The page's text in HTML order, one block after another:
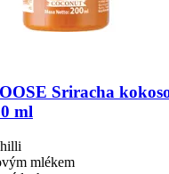
Sriracha
ml
mlékem